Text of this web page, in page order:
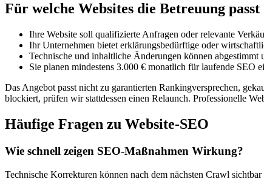
Für welche Websites die Betreuung passt
Ihre Website soll qualifizierte Anfragen oder relevante
Ihr Unternehmen bietet erklärungsbedürftige oder
Technische und inhaltliche Änderungen können abgestimmt
Sie planen mindestens 3.000 € monatlich für laufende SEO
Das Angebot passt nicht zu garantierten Rankingversprechen,
blockiert, prüfen wir stattdessen einen Relaunch. Professionelle
Häufige Fragen zu Website-SEO
Wie schnell zeigen SEO-Maßnahmen Wirkung?
Technische Korrekturen können nach dem nächsten Crawl